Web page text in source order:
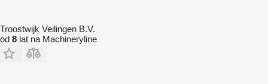
Troostwijk Veilingen B.V.
od 8 lat na Machineryline